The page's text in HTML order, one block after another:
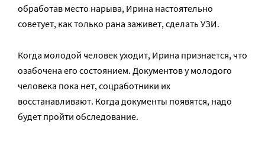
обработав место нарыва, Ирина настоятельно
советует, как только рана заживет, сделать УЗИ.
Когда молодой человек уходит, Ирина признается, что
озабочена его состоянием. Документов у молодого
человека пока нет, соцработники их
восстанавливают. Когда документы появятся, надо
будет пройти обследование.